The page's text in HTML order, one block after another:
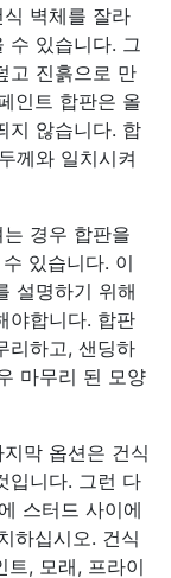
벽체를 잘라
수 있습니다. 그
고 진흙으로 만
인트 합판은 올
지 않습니다. 합
께와 일치시켜
경우 합판을
있습니다. 이
설명하기 위해
야합니다. 합판
리하고, 샌딩하
마무리 된 모양
막 옵션은 건식
입니다. 그런 다
스터드 사이에
하십시오. 건식
트, 모래, 프라이